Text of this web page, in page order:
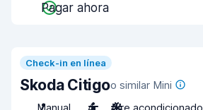
Pagar ahora
Check-in en línea
Skoda Citigoo similar Mini